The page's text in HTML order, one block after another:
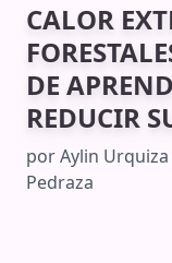
CALOR
DE
REDUCIR
porAylin Urquiza
Pedraza